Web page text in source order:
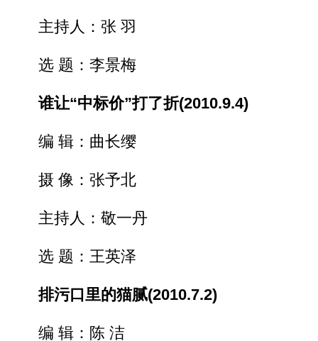
主持人：张 羽
选 题：李景梅
谁让“中标价”打了折(2010.9.4)
编 辑：曲长缨
摄 像：张予北
主持人：敬一丹
选 题：王英泽
排污口里的猫腻(2010.7.2)
编 辑：陈 洁